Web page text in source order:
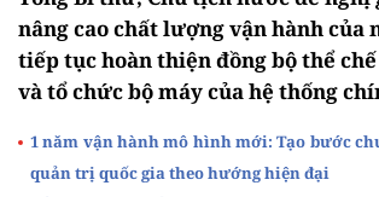
nâng cao chất lượng vận hành của
tiếp tục hoàn thiện đồng bộ thể
và tổ chức bộ máy của hệ thống
1 năm vận hành mô hình mới: Tạo bước
quản trị quốc gia theo hướng hiện đại